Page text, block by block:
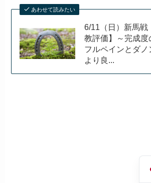
あわせて読みたい
6/11（日）新馬戦
教評価】～完成度
フルペインとダノ
より良...